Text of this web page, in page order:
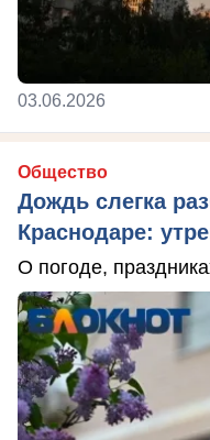
03.06.2026
Общество
Дождь слегка
Краснодаре:
О погоде,